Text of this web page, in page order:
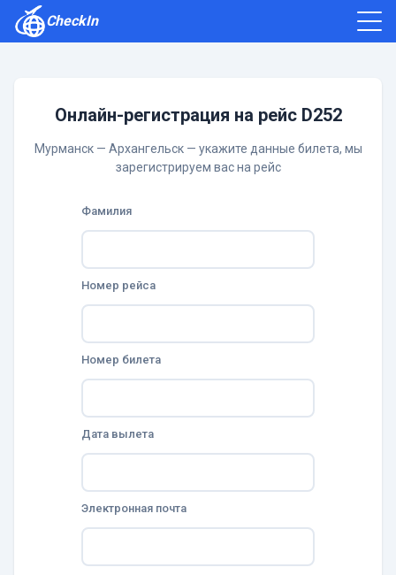
CheckIn
Онлайн-регистрация на рейс D252
Мурманск — Архангельск — укажите данные билета, мы
зарегистрируем вас на рейс
Фамилия
Номер рейса
Номер билета
Дата вылета
Электронная почта